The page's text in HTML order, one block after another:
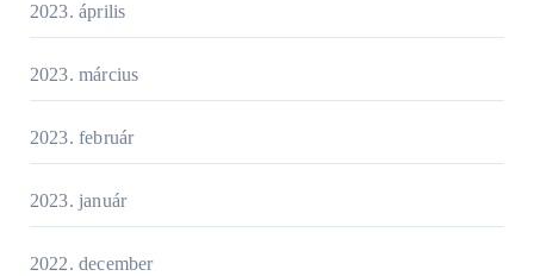
2023. április
2023. március
2023. február
2023. január
2022. december